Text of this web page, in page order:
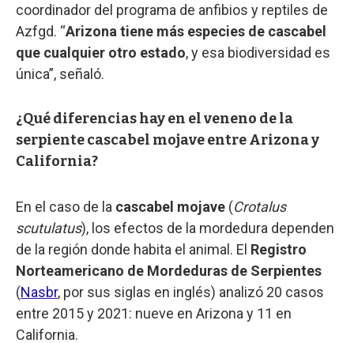
coordinador del programa de anfibios y reptiles de
Azfgd. “Arizona tiene más especies de cascabel
que cualquier otro estado, y esa biodiversidad es
única”, señaló.
¿Qué diferencias hay en el veneno de la
serpiente cascabel mojave entre Arizona y
California?
En el caso de la cascabel mojave (Crotalus
scutulatus), los efectos de la mordedura dependen
de la región donde habita el animal. El Registro
Norteamericano de Mordeduras de Serpientes
(Nasbr, por sus siglas en inglés) analizó 20 casos
entre 2015 y 2021: nueve en Arizona y 11 en
California.